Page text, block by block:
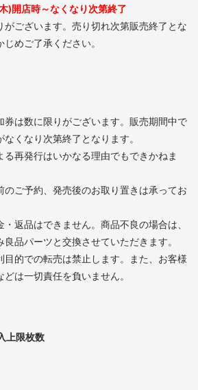
)開店時～なくなり次第終了
ございます。売り切れ次第販売終了とな
めご了承ください。
は数に限りがございます。販売期間中で
くなり次第終了となります。
再発行はいかなる理由でもできかねま
ご予約、発売後のお取り置きは承ってお
返品はできません。商品不良の場合は、
品パーツと交換させていただきます。
的での転売は禁止します。また、お客様
は一切責任を負いません。
上限枚数